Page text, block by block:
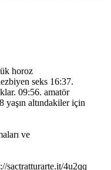
horoz
seks 16:37.
09:56. amatör
yaşın altındakiler için
ve
sactratturarte.it/4u2qq